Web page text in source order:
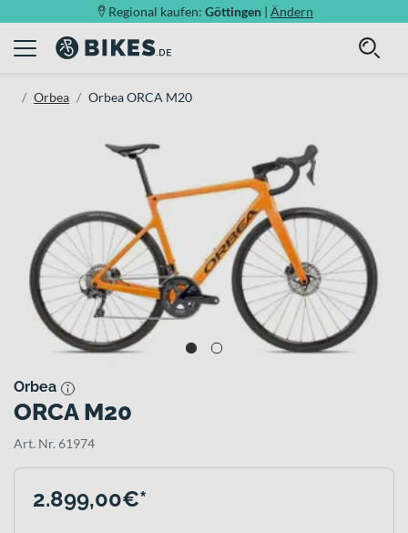
Regional kaufen: Göttingen | Ändern
Orbea Orbea ORCA M20
Orbea
ORCA M20
Art. Nr. 61974
2.899,00€*